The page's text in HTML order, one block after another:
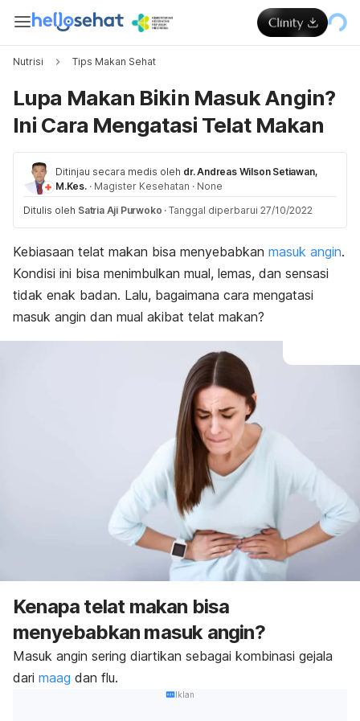
Nutrisi Tips Makan Sehat
Lupa Makan Bikin Masuk Angin?
Ini Cara Mengatasi Telat Makan
Ditinjau secara medis oleh dr. Andreas Wilson Setiawan,
M.Kes. · Magister Kesehatan · None
Ditulis oleh Satria Aji Purwoko · Tanggal diperbarui 27/10/2022
Kebiasaan telat makan bisa menyebabkan masuk angin.
Kondisi ini bisa menimbulkan mual, lemas, dan sensasi
tidak enak badan. Lalu, bagaimana cara mengatasi
masuk angin dan mual akibat telat makan?
Kenapa telat makan bisa
menyebabkan masuk angin?
Masuk angin sering diartikan sebagai kombinasi gejala
dari maag dan flu.
Iklan